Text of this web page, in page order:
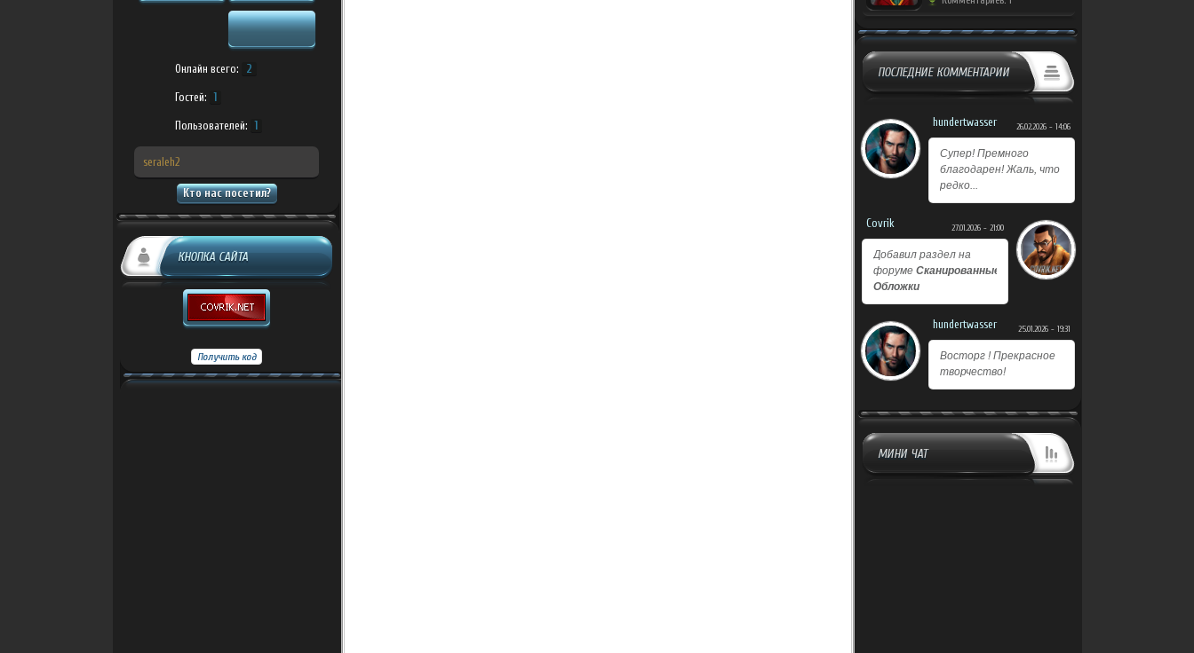
Онлайн всего: 2
Гостей: 1
Пользователей: 1
seraleh2
Кто нас посетил?
КНОПКА САЙТА
ПОСЛЕДНИЕ КОММЕНТАРИИ
hundertwasser 26.02.2026 - 14:06
Супер! Премного
благодарен! Жаль, что
редко...
Covrik 27.01.2026 - 21:00
Добавил раздел на
форуме Сканированные
Обложки
hundertwasser 25.01.2026 - 19:31
Восторг ! Прекрасное
творчество!
МИНИ ЧАТ